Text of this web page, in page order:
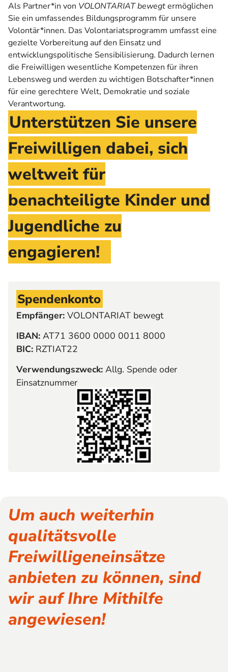
Als Partner*in von VOLONTARIAT bewegtermöglichen
Sie ein umfassendes Bildungsprogramm für unsere
Volontär*innen. Das Volontariatsprogramm umfasst eine
gezielte Vorbereitung auf den Einsatz und
entwicklungspolitische Sensibilisierung. Dadurch lernen
die Freiwilligen wesentliche Kompetenzen für ihren
Lebensweg und werden zu wichtigen Botschafter*innen
für eine gerechtere Welt, Demokratie und soziale
Verantwortung.
Unterstützen Sie unsere
Freiwilligen dabei, sich
weltweit für
benachteiligte Kinder und
Jugendliche zu
engagieren!
Spendenkonto
Empfänger: VOLONTARIAT bewegt
IBAN: AT71 3600 0000 0011 8000
BIC: RZTIAT22
Verwendungszweck: Allg. Spende oder
Einsatznummer
Um auch weiterhin
qualitätsvolle
Freiwilligeneinsätze
anbieten zu können, sind
wir auf Ihre Mithilfe
angewiesen!